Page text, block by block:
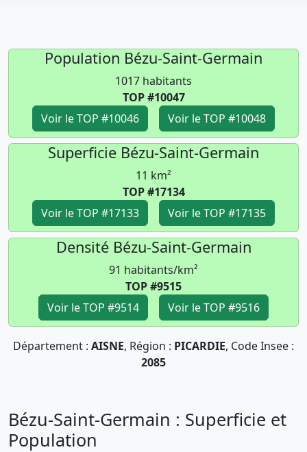
Population Bézu-Saint-Germain
1017 habitants
TOP #10047
Voir le TOP #10046
Voir le TOP #10048
Superficie Bézu-Saint-Germain
11 km²
TOP #17134
Voir le TOP #17133
Voir le TOP #17135
Densité Bézu-Saint-Germain
91 habitants/km²
TOP #9515
Voir le TOP #9514
Voir le TOP #9516
Département : AISNE, Région : PICARDIE, Code Insee :
2085
Bézu-Saint-Germain : Superficie et
Population